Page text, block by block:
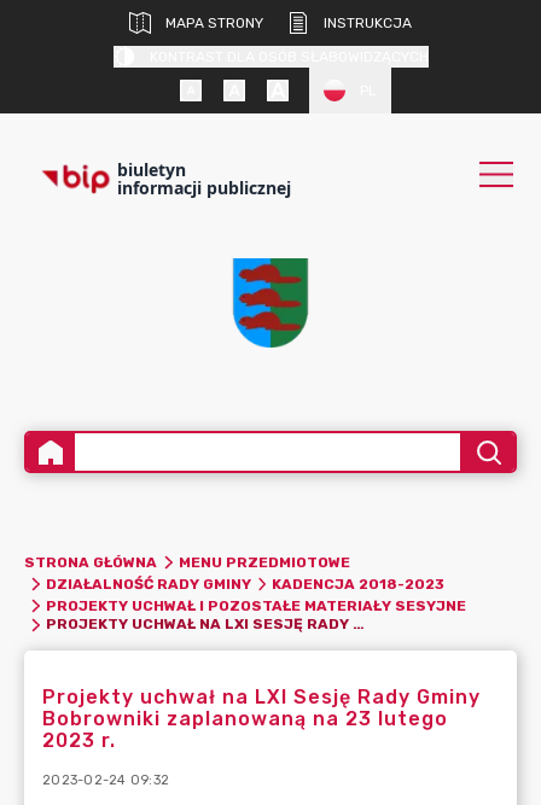
MAPA STRONY
INSTRUKCJA
biuletyn
informacji publicznej
STRONA GŁÓWNA
MENU PRZEDMIOTOWE
DZIAŁALNOŚĆ RADY GMINY
KADENCJA 2018-2023
PROJEKTY UCHWAŁ I POZOSTAŁE MATERIAŁY SESYJNE
PROJEKTY UCHWAŁ NA LXI SESJĘ RADY GMINY BOBROWNIKI ZAPLANOWANĄ NA 23 LUTEGO 2023 R.
Projekty uchwał na LXI Sesję Rady Gminy
Bobrowniki zaplanowaną na 23 lutego
2023 r.
2023-02-24 09:32